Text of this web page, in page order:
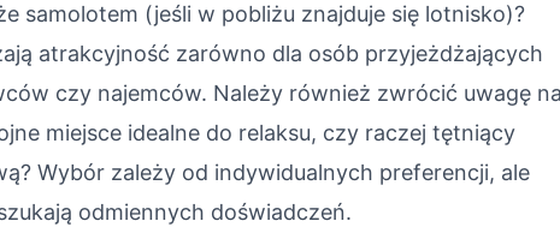
samolotem (jeśli w pobliżu znajduje się lotnisko)?
atrakcyjność zarówno dla osób przyjeżdżających
czy najemców. Należy również zwrócić uwagę
miejsce idealne do relaksu, czy raczej tętniący
Wybór zależy od indywidualnych preferencji, ale
odmiennych doświadczeń.